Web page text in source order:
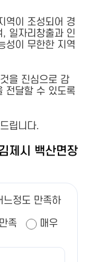
역이 조성되어 경
, 일자리창출과 인
성이 무한한 지역
을 진심으로 감
전달할 수 있도록
립니다.
제시 백산면장
느정도 만족하
족
매우